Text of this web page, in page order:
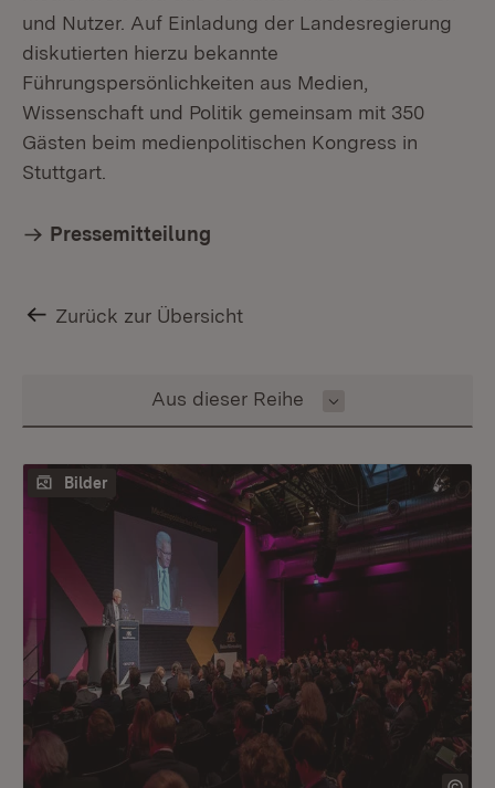
und Nutzer. Auf Einladung der Landesregierung
diskutierten hierzu bekannte
Führungspersönlichkeiten aus Medien,
Wissenschaft und Politik gemeinsam mit 350
Gästen beim medienpolitischen Kongress in
Stuttgart.
Pressemitteilung
Zurück zur Übersicht
Inhalt auswählen
Aus dieser Reihe
Bilder